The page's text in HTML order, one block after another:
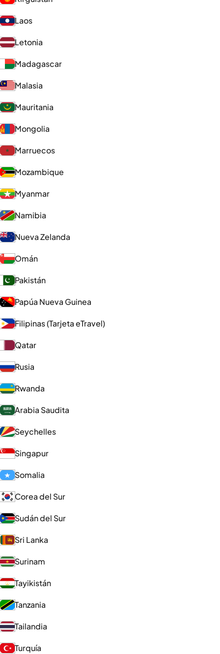
Laos
Letonia
Madagascar
Malasia
Mauritania
Mongolia
Marruecos
Mozambique
Myanmar
Namibia
Nueva Zelanda
Omán
Pakistán
Papúa Nueva Guinea
Filipinas (Tarjeta eTravel)
Qatar
Rusia
Rwanda
Arabia Saudita
Seychelles
Singapur
Somalia
Corea del Sur
Sudán del Sur
Sri Lanka
Surinam
Tayikistán
Tanzania
Tailandia
Turquía